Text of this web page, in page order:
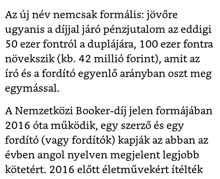
Az új név nemcsak formális: jövőre
ugyanis a díjjal járó pénzjutalom az eddigi
50 ezer fontról a duplájára, 100 ezer fontra
növekszik (kb. 42 millió forint), amit az
író és a fordító egyenlő arányban oszt meg
egymással.
A Nemzetközi Booker-díj jelen formájában
2016 óta működik, egy szerző és egy
fordító (vagy fordítók) kapják az abban az
évben angol nyelven megjelent legjobb
kötetért. 2016 előtt életművekért ítélték